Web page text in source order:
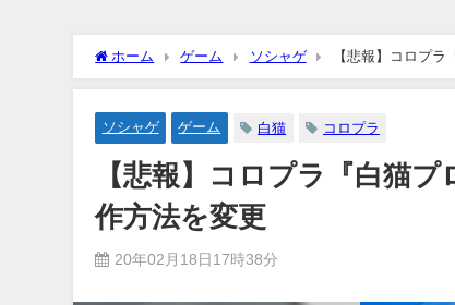
ホーム ゲーム ソシャゲ 【悲報】コロプ
ソシャゲ ゲーム 白猫 コロプラ
【悲報】コロプラ『白猫
作方法を変更
20年02月18日17時38分